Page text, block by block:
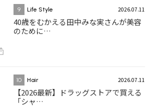
9 Life Style 2026.07.11
40歳をむかえる田中みな実さんが美容
のために…
10 Hair 2026.07.11
【2026最新】ドラッグストアで買える
「シャ…